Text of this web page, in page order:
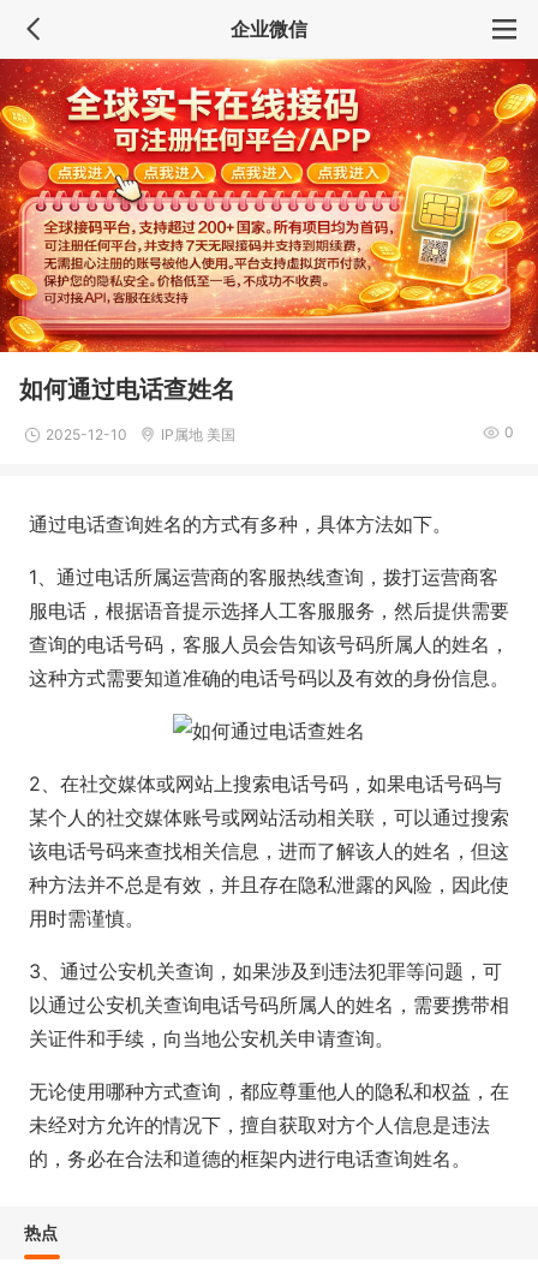
企业微信
如何通过电话查姓名
2025-12-10 IP属地 美国 0
通过电话查询姓名的方式有多种，具体方法如下。
1、通过电话所属运营商的客服热线查询，拨打运营商客
服电话，根据语音提示选择人工客服服务，然后提供需要
查询的电话号码，客服人员会告知该号码所属人的姓名，
这种方式需要知道准确的电话号码以及有效的身份信息。
2、在社交媒体或网站上搜索电话号码，如果电话号码与
某个人的社交媒体账号或网站活动相关联，可以通过搜索
该电话号码来查找相关信息，进而了解该人的姓名，但这
种方法并不总是有效，并且存在隐私泄露的风险，因此使
用时需谨慎。
3、通过公安机关查询，如果涉及到违法犯罪等问题，可
以通过公安机关查询电话号码所属人的姓名，需要携带相
关证件和手续，向当地公安机关申请查询。
无论使用哪种方式查询，都应尊重他人的隐私和权益，在
未经对方允许的情况下，擅自获取对方个人信息是违法
的，务必在合法和道德的框架内进行电话查询姓名。
热点